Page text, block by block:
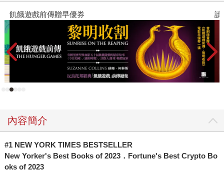
者解讀真相。 其中我們鎖定追蹤的，是兩位作者。一位是寫
過《大賣空》、《老千騙局》的知名財經作家麥可路易士，
當時他剛寫完新書《預兆》(書中講述一群公衛專家很早就發
現疫情警訊，可惜卻被川普冷處理，導致最後無法收拾)，正
準備下筆的新書，就是當時最火紅的幣圈金童SBF。隨著
SBF被捕，麥可的寫作計畫也因此曝光。最後完成的《無限
風暴》也沒讓讀者失望，很快就成為暢銷書。 而與麥可同時
Faux。當時他目睹了加密貨幣市場的瘋狂行情，身邊的朋友
一個一個在疫情期間在百般無聊的生活中，被加密貨幣的廣
告吸引，進而投入買進各種各樣的加密貨幣。這些貨幣在
Zeke看來，就是用來騙錢的工具，因為一來，這些貨幣完全
沒有用處，不能用來買東西，也很少商家願意收。二來，也
飢餓遊戲前傳贈早優券 讀
內容簡介
#1 NEW YORK TIMES BESTSELLER
New Yorker's Best Books of 2023．Fortune's Best Crypto Bo
oks of 2023